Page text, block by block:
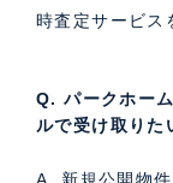
時査定サービス
Q. パークホー
ルで受け取りた